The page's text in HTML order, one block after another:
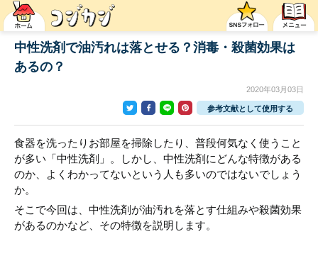
中性洗剤で油汚れは落とせる？消毒・殺菌効果は
あるの？
2020年03月03日
参考文献として使用する
食器を洗ったりお部屋を掃除したり、普段何気なく使うこと
が多い「中性洗剤」。しかし、中性洗剤にどんな特徴がある
のか、よくわかってないという人も多いのではないでしょう
か。
そこで今回は、中性洗剤が油汚れを落とす仕組みや殺菌効果
があるのかなど、その特徴を説明します。